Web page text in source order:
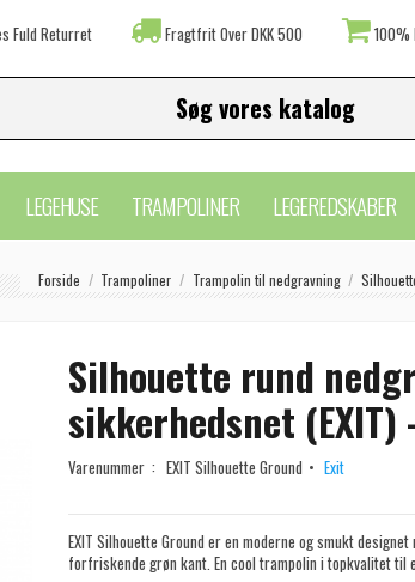
Fuld Returret Fragtfrit Over DKK 500
100%
LEGEHUSE TRAMPOLINER LEGEREDSKABER
Forside Trampoliner Trampolin til nedgravning
Silhouette rund
sikkerhedsnet (EXIT)
Varenummer : EXIT Silhouette Ground Exit
EXIT Silhouette Ground er en moderne og smukt
forfriskende grøn kant. En cool trampolin i topkvalitet